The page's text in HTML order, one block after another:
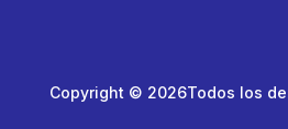
Copyright © 2026Todos los